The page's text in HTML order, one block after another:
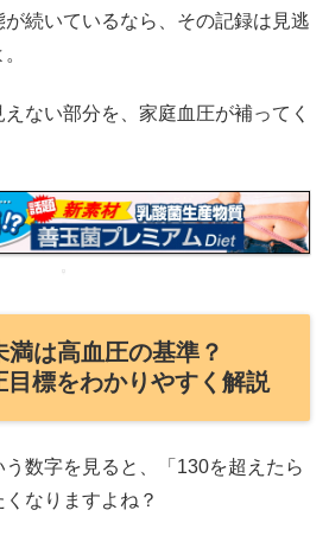
続いているなら、その記録は見逃
ない部分を、家庭血圧が補ってく
は高血圧の基準？
目標をわかりやすく解説
数字を見ると、「130を超えたら
なりますよね？